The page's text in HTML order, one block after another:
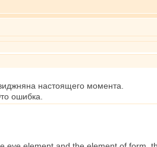
настоящего момента.
ошибка.